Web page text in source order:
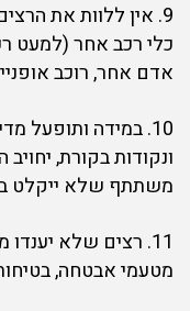
9. אין ללוות את
כלי רכב אחר (למעט
אדם אחר, רוכב
10. במידה ותופעל
ונקודות בקורת,
משתתף שלא ייקלט
11. רצים שלא
מטעמי אבטחה,